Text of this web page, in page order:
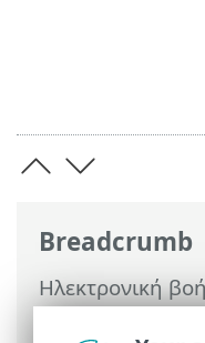
Breadcrumb
Ηλεκτρονική
Security